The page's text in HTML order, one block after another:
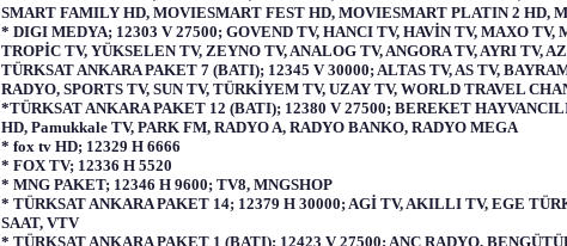
SMART FAMILY HD, MOVIESMART FEST HD, MOVIESMART PLATIN 2 HD,
* DIGI MEDYA; 12303 V 27500; GOVEND TV, HANCI TV, HAVİN TV, MAXO TV,
TROPİC TV, YÜKSELEN TV, ZEYNO TV, ANALOG TV, ANGORA TV, AYRI TV,
TÜRKSAT ANKARA PAKET 7 (BATI); 12345 V 30000; ALTAS TV, AS TV,
RADYO, SPORTS TV, SUN TV, TÜRKİYEM TV, UZAY TV, WORLD TRAVEL
*TÜRKSAT ANKARA PAKET 12 (BATI); 12380 V 27500; BEREKET
HD, Pamukkale TV, PARK FM, RADYO A, RADYO BANKO, RADYO MEGA
* fox tv HD; 12329 H 6666
* FOX TV; 12336 H 5520
* MNG PAKET; 12346 H 9600; TV8, MNGSHOP
* TÜRKSAT ANKARA PAKET 14; 12379 H 30000; AGİ TV, AKILLI TV, EGE
SAAT, VTV
* TÜRKSAT ANKARA PAKET 1 (BATI); 12423 V 27500; ANC RADYO,